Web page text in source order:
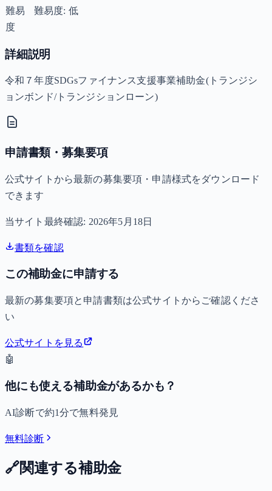
難易
度
難易度: 低
詳細説明
令和７年度SDGsファイナンス支援事業補助金(トランジシ
ョンボンド/トランジションローン)
申請書類・募集要項
公式サイトから最新の募集要項・申請様式をダウンロード
できます
当サイト最終確認: 2026年5月18日
書類を確認
この補助金に申請する
最新の募集要項と申請書類は公式サイトからご確認くださ
い
公式サイトを見る
🤖
他にも使える補助金があるかも？
AI診断で約1分で無料発見
無料診断
🔗関連する補助金